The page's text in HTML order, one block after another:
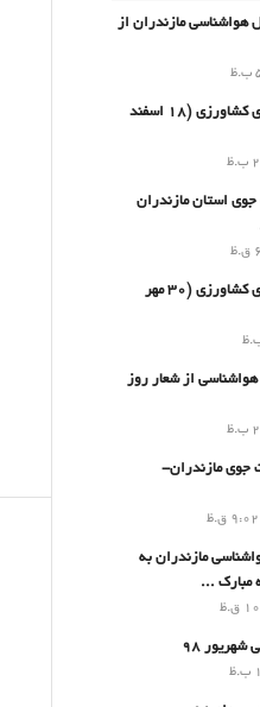
هواشناسی مازندران از
پیش بینی و توصیه های کشاورزی (18 اسفند
استان مازندران
پیش بینی و توصیه های کشاورزی (30 مهر
هواشناسی از شعار روز
جوی مازندران-
مازندران به
مبارك ...
98